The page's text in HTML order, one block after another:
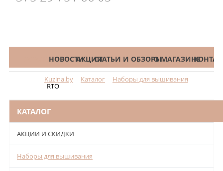
КАТАЛОГНОВОСТИАКЦИИСТАТЬИ И ОБЗОРЫО МАГАЗИНЕ
Kuzina.by Каталог Наборы для вышивания
RTO
КАТАЛОГ
АКЦИИ И СКИДКИ
Наборы для вышивания